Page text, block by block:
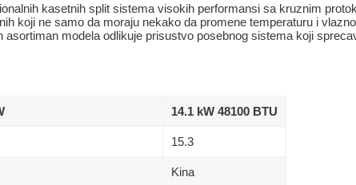
kasetnih split sistema visokih performansi sa kruznim
koji ne samo da moraju nekako da promene temperaturu i
asortiman modela odlikuje prisustvo posebnog sistema koji
14.1 kW 48100 BTU
15.3
Kina